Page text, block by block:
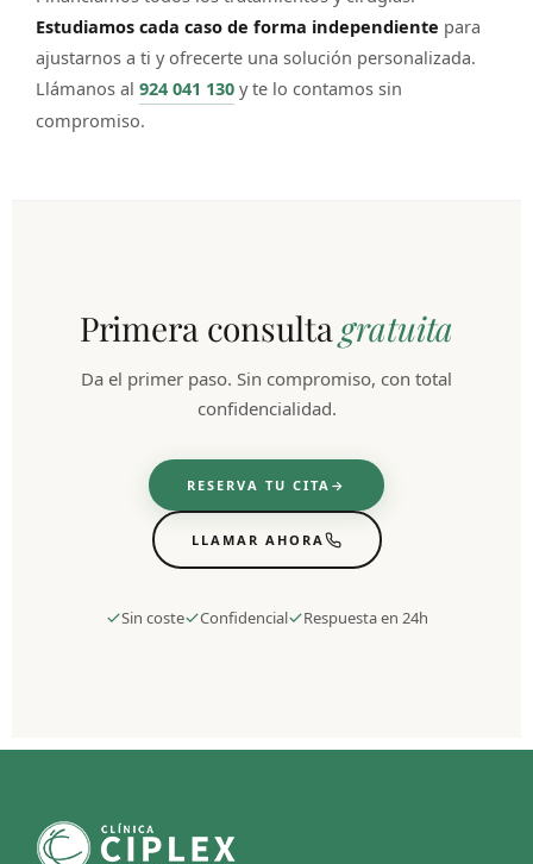
Estudiamos cada caso de forma independiente para
ajustarnos a ti y ofrecerte una solución personalizada.
Llámanos al 924 041 130 y te lo contamos sin
compromiso.
Primera consultagratuita
Da el primer paso. Sin compromiso, con total
confidencialidad.
RESERVA TU CITA
LLAMAR AHORA
Sin coste Confidencial Respuesta en 24h